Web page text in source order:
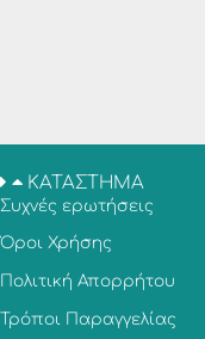
ΚΑΤΑΣΤΗΜΑ
Συχνές ερωτήσεις
Όροι Χρήσης
Πολιτική Απορρήτου
Τρόποι Παραγγελίας